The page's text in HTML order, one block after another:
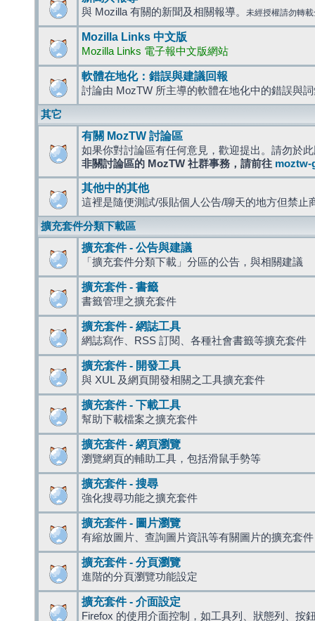
與 Mozilla 有關的新聞及相關報導。 未經授權請勿轉
Mozilla Links 中文版
Mozilla Links 電子報中文版網站
軟體在地化：錯誤與建議回報
討論由 MozTW 所主導的軟體在地化中的錯誤與
其它
有關 MozTW 討論區
如果你對討論區有任何意見，歡迎提出。請勿於
非關討論區的 MozTW 社群事務，請前往 moztw-
其他中的其他
這裡是隨便測試/張貼個人公告/聊天的地方但禁止
擴充套件分類下載區
擴充套件 - 公告與建議
「擴充套件分類下載」分區的公告，與相關建議
擴充套件 - 書籤
書籤管理之擴充套件
擴充套件 - 網誌工具
網誌寫作、RSS 訂閱、各種社會書籤等擴充套件
擴充套件 - 開發工具
與 XUL 及網頁開發相關之工具擴充套件
擴充套件 - 下載工具
幫助下載檔案之擴充套件
擴充套件 - 網頁瀏覽
瀏覽網頁的輔助工具，包括滑鼠手勢等
擴充套件 - 搜尋
強化搜尋功能之擴充套件
擴充套件 - 圖片瀏覽
有縮放圖片、查詢圖片資訊等有關圖片的擴充套件
擴充套件 - 分頁瀏覽
進階的分頁瀏覽功能設定
擴充套件 - 介面設定
Firefox 的使用介面控制，如工具列、狀態列、按